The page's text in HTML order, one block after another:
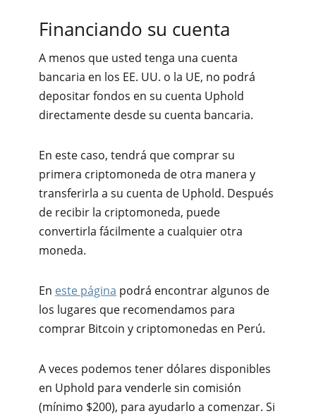
Financiando su cuenta
A menos que usted tenga una cuenta
bancaria en los EE. UU. o la UE, no podrá
depositar fondos en su cuenta Uphold
directamente desde su cuenta bancaria.
En este caso, tendrá que comprar su
primera criptomoneda de otra manera y
transferirla a su cuenta de Uphold. Después
de recibir la criptomoneda, puede
convertirla fácilmente a cualquier otra
moneda.
En este página podrá encontrar algunos de
los lugares que recomendamos para
comprar Bitcoin y criptomonedas en Perú.
A veces podemos tener dólares disponibles
en Uphold para venderle sin comisión
(mínimo $200), para ayudarlo a comenzar. Si